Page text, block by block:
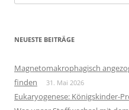
nach:
NEUESTE BEITRÄGE
Magnetomakrophagisch
finden
31. Mai 2026
Eukaryogenese: Königskinder-